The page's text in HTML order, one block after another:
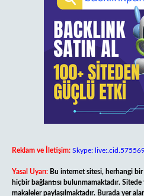
Reklam ve İletişim: Skype:
Yasal Uyarı: Bu internet sitesi, herhangi
hiçbir bağlantısı bulunmamaktadır. Sitede
makaleler paylaşılmaktadır. Burada yer